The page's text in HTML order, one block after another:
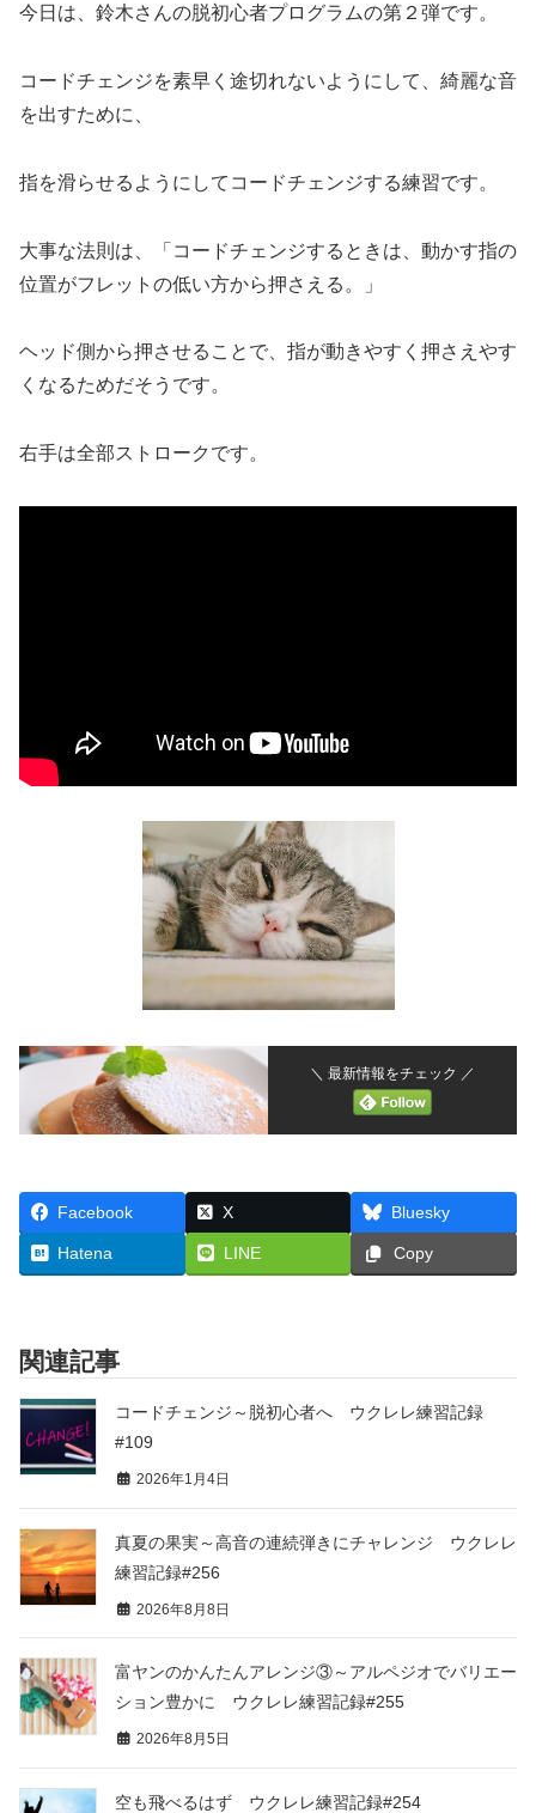
今日は、鈴木さんの脱初心者プログラムの第２弾です。
コードチェンジを素早く途切れないようにして、綺麗な音
を出すために、
指を滑らせるようにしてコードチェンジする練習です。
大事な法則は、「コードチェンジするときは、動かす指の
位置がフレットの低い方から押さえる。」
ヘッド側から押させることで、指が動きやすく押さえやす
くなるためだそうです。
右手は全部ストロークです。
＼ 最新情報をチェック ／
Facebook X Bluesky
Hatena LINE Copy
関連記事
コードチェンジ～脱初心者へ ウクレレ練習記録
#109
2026年1月4日
真夏の果実～高音の連続弾きにチャレンジ ウクレレ
練習記録#256
2026年8月8日
富ヤンのかんたんアレンジ③～アルペジオでバリエー
ション豊かに ウクレレ練習記録#255
2026年8月5日
空も飛べるはず ウクレレ練習記録#254